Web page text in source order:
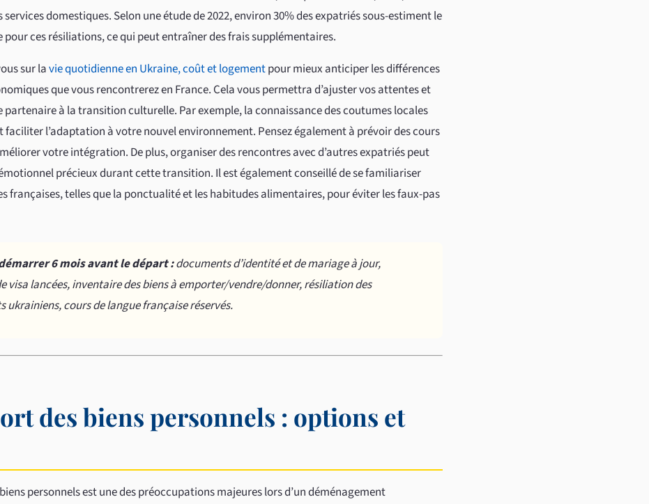
domestiques. Selon une étude de 2022, environ 30% des expatriés sous-estiment le
pour ces résiliations, ce qui peut entraîner des frais supplémentaires.
sur lavie quotidienne en Ukraine, coût et logementpour mieux anticiper les différences
que vous rencontrerez en France. Cela vous permettra d’ajuster vos attentes et
partenaire à la transition culturelle. Par exemple, la connaissance des coutumes locales
l’adaptation à votre nouvel environnement. Pensez également à prévoir des cours
votre intégration. De plus, organiser des rencontres avec d’autres expatriés peut
précieux durant cette transition. Il est également conseillé de se familiariser
françaises, telles que la ponctualité et les habitudes alimentaires, pour éviter les faux-pas
6 mois avant le départ :documents d’identité et de mariage à jour,
visa lancées, inventaire des biens à emporter/vendre/donner, résiliation des
ukrainiens, cours de langue française réservés.
des biens personnels : options et
personnels est une des préoccupations majeures lors d’un déménagement